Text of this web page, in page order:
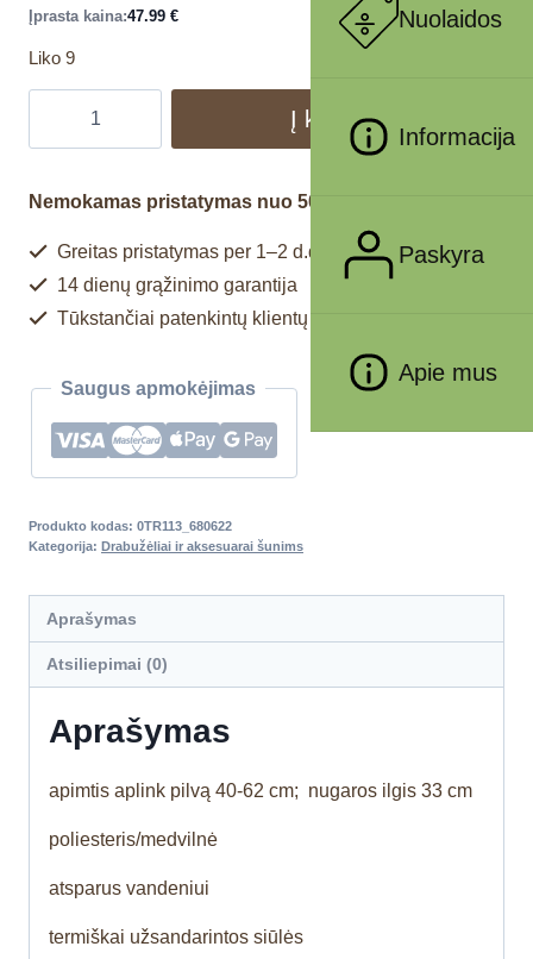
Nuolaidos
Informacija
Paskyra
Apie mus
Įprasta kaina:47.99 €
Liko 9
Į krepšelį
Nemokamas pristatymas nuo 50€
Greitas pristatymas per 1–2 d.d.
14 dienų grąžinimo garantija
Tūkstančiai patenkintų klientų
Saugus apmokėjimas
Produkto kodas: 0TR113_680622
Kategorija: Drabužėliai ir aksesuarai šunims
Aprašymas
Atsiliepimai (0)
Aprašymas
apimtis aplink pilvą 40-62 cm; nugaros ilgis 33 cm
poliesteris/medvilnė
atsparus vandeniui
termiškai užsandarintos siūlės